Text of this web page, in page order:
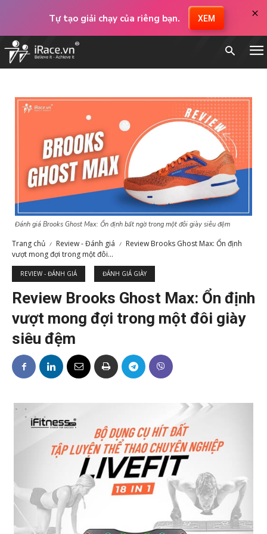
Tự tạo giải chạy của riêng bạn. XEM ×
Đánh giá Brooks Ghost Max: Ổn định bất ngờ trong một đôi giày siêu đệm
Trang chủ Review - Đánh giá
Review Brooks Ghost Max: Ổn định
vượt mong đợi trong một đôi...
REVIEW - ĐÁNH GIÁ ĐÁNH GIÁ GIÀY
Review Brooks Ghost Max: Ổn định
vượt mong đợi trong một đôi giày
siêu đệm